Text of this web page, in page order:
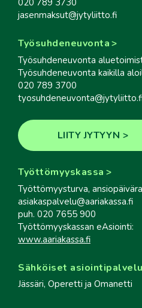
020 789 3730
jasenmaksut@jytyliitto.fi
Työsuhdeneuvonta
Työsuhdeneuvonta
Työsuhdeneuvonta kaikilla
020 789 3700
LIITY JYTYYN
Työttömyyskassa
Työttömyysturva,
asiakaspalvelu@aariakassa.fi
puh. 020 7655 900
Työttömyyskassan eAsiointi:
www.aariakassa.fi
Sähköiset
Jässäri, Operetti ja Omanetti